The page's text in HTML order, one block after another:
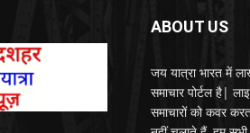
ABOUT US
जय यात्रा भारत में
समाचार पोर्टल है|
समाचारों को कवर